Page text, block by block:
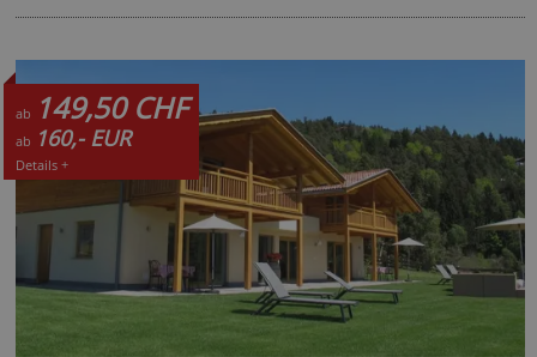
ab 149,50 CHF
ab 160,- EUR
Details +